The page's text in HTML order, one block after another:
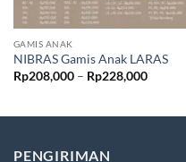
GAMIS ANAK
NIBRAS Gamis Anak LARAS
Rp208,000 – Rp228,000Rentang
PENGIRIMAN